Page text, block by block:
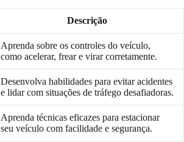
Descrição
Aprenda sobre os controles do veículo,
como acelerar, frear e virar corretamente.
Desenvolva habilidades para evitar acidentes
e lidar com situações de tráfego desafiadoras.
Aprenda técnicas eficazes para estacionar
seu veículo com facilidade e segurança.